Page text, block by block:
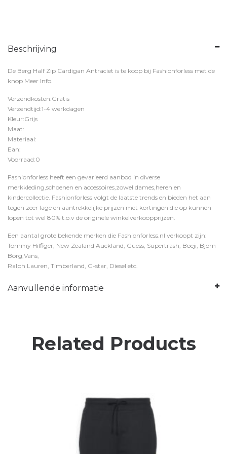
Beschrijving
De Berg Half Zip Cardigan Antraciet is te koop bij Fashionforless met de
knop Meer Info.
Verzendkosten:Gratis
Verzendtijd:1-4 werkdagen
Kleur:Grijs
Maat:
Materiaal:
Ean:
Voorraad:0
Fashionforless heeft een gevarieerd aanbod in diverse
merkkleding,schoenen en accessoires,zowel dames,heren en
kindercollectie. Fashionforless volgt de laatste trends en bieden het aan
tegen zeer lage en aantrekkelijke prijzen met kortingen die op kunnen
lopen tot wel 80% t.o.v de originele winkelverkoopprijzen.
Een aantal grote bekende merken die Fashionforless.nl verkoopt zijn:
Tommy Hilfiger, New Zealand Auckland, Guess, Supertrash, Boeji, Bjorn
Borg,Vans,
Ralph Lauren, Timberland, G-star, Diesel etc.
Aanvullende informatie
Related Products